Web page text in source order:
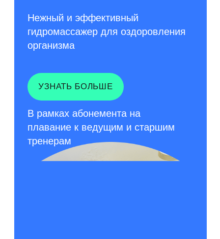
0 - 12
ГРУППОВЫЕ И
ИНДИВИДУАЛЬНЫЕ
ЗАНЯТИЯ
ПЛАВАНИЕМ
2-12
РАЗВИВАЮЩАЯ И